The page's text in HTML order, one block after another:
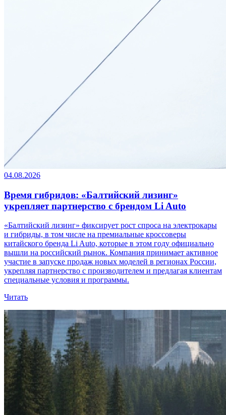
04.08.2026
Время гибридов: «Балтийский лизинг»
укрепляет партнерство с брендом Li Auto
«Балтийский лизинг» фиксирует рост спроса на электрокары
и гибриды, в том числе на премиальные кроссоверы
китайского бренда Li Auto, которые в этом году официально
вышли на российский рынок. Компания принимает активное
участие в запуске продаж новых моделей в регионах России,
укрепляя партнерство с производителем и предлагая клиентам
специальные условия и программы.
Читать